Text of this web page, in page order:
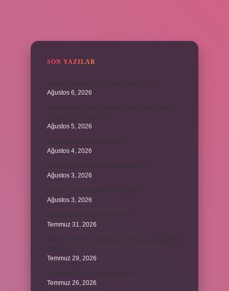
SON YAZILAR
Ağustos 6, 2026
Ağustos 5, 2026
Ağustos 4, 2026
Ağustos 3, 2026
Ağustos 3, 2026
Temmuz 31, 2026
Temmuz 29, 2026
Temmuz 26, 2026